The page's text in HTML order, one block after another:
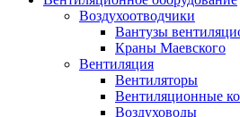
Воздухоотводчики
Вантузы
Краны Маевского
Вентиляция
Вентиляторы
Вентиляционные
Воздуховоды